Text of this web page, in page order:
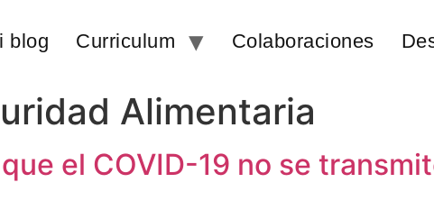
blog Curriculum Colaboraciones
Alimentaria
el COVID-19 no se